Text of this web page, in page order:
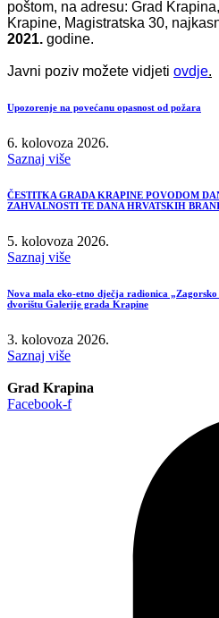
poštom, na adresu: Grad
Krapine, Magistratska 30,
2021. godine.
Javni poziv možete vidjeti ovdje.
Upozorenje na povećanu opasnost od požara
6. kolovoza 2026.
Saznaj više
ČESTITKA GRADA KRAPINE POVODOM
ZAHVALNOSTI TE DANA HRVATSKIH
5. kolovoza 2026.
Saznaj više
Nova mala eko-etno dječja radionica
dvorištu Galerije grada Krapine
3. kolovoza 2026.
Saznaj više
Grad Krapina
Facebook-f